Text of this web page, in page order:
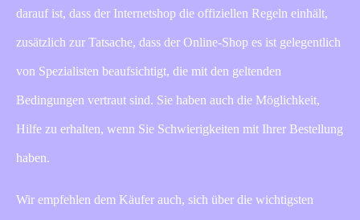
darauf ist, dass der Internetshop die offiziellen Regeln einhält,
zusätzlich zur Tatsache, dass der Online-Shop es ist gelegentlich
von Spezialisten beaufsichtigt, die mit den geltenden
Bedingungen vertraut sind. Sie haben auch die Möglichkeit,
Hilfe zu erhalten, wenn Sie Schwierigkeiten mit Ihrer Bestellung
haben.
Wir empfehlen dem Käufer auch, sich über die wichtigsten